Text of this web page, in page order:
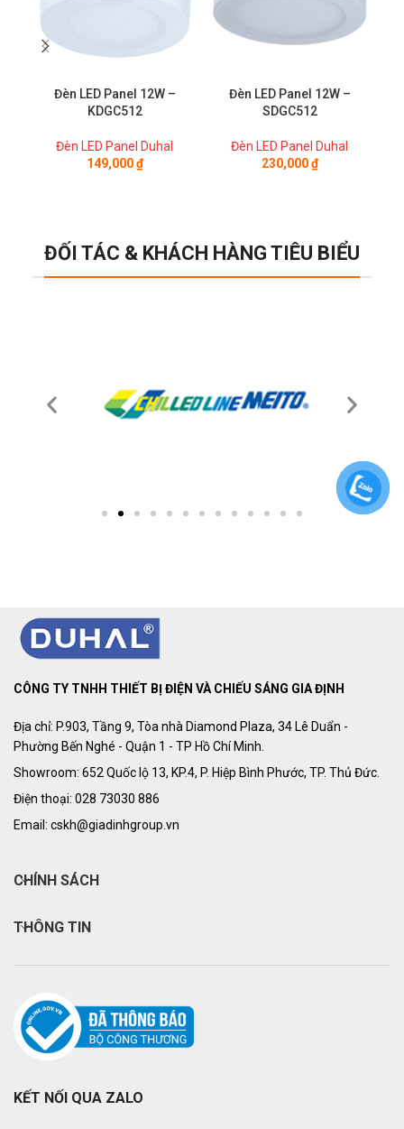
Đèn LED Panel 12W –
KDGC512
Đèn LED Panel Duhal
149,000₫
Đèn LED Panel 12W –
SDGC512
Đèn LED Panel Duhal
230,000₫
ĐỐI TÁC & KHÁCH HÀNG TIÊU BIỂU
CÔNG TY TNHH THIẾT BỊ ĐIỆN VÀ CHIẾU SÁNG GIA ĐỊNH
Địa chỉ: P.903, Tầng 9, Tòa nhà Diamond Plaza, 34 Lê Duẩn -
Phường Bến Nghé - Quận 1 - TP Hồ Chí Minh.
Showroom: 652 Quốc lộ 13, KP.4, P. Hiệp Bình Phước, TP. Thủ Đức.
Điện thoại: 028 73030 886
Email: cskh@giadinhgroup.vn
CHÍNH SÁCH
THÔNG TIN
KẾT NỐI QUA ZALO